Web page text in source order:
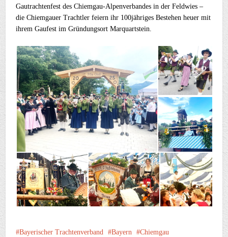
Gautrachtenfest des Chiemgau-Alpenverbandes in der Feldwies –
die Chiemgauer Trachtler feiern ihr 100jähriges Bestehen heuer mit
ihrem Gaufest im Gründungsort Marquartstein.
Bayerischer Trachtenverband Bayern
Chiemgau